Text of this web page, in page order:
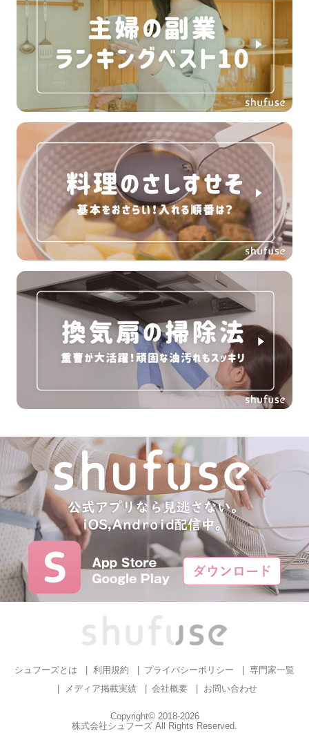
シュフーズとは 利用規約 プライバシーポリシー
専門家一覧
メディア掲載実績
会社概要 お問い合わせ
Copyright© 2018-2026
株式会社シュフーズ All Rights Reserved.